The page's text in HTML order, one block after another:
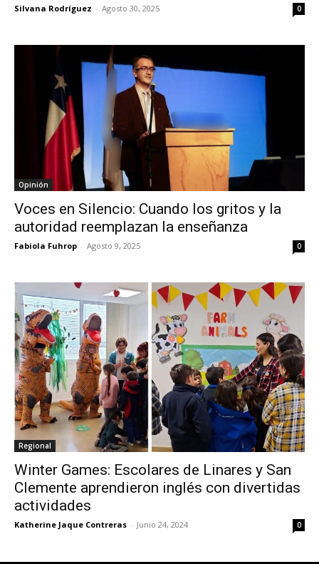
Silvana Rodríguez - Agosto 30, 2025 0
Opinión
Voces en Silencio: Cuando los gritos y la
autoridad reemplazan la enseñanza
Fabiola Fuhrop - Agosto 9, 2025 0
Regional
Winter Games: Escolares de Linares y San
Clemente aprendieron inglés con divertidas
actividades
Katherine Jaque Contreras - Junio 24, 2024 0